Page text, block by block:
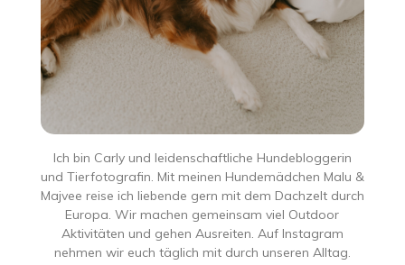
Ich bin Carly und leidenschaftliche Hundebloggerin
und Tierfotografin. Mit meinen Hundemädchen Malu &
Majvee reise ich liebende gern mit dem Dachzelt durch
Europa. Wir machen gemeinsam viel Outdoor
Aktivitäten und gehen Ausreiten. Auf Instagram
nehmen wir euch täglich mit durch unseren Alltag.